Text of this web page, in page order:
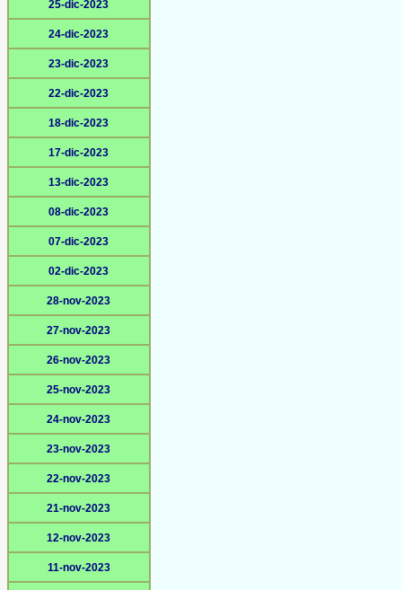
25-dic-2023
24-dic-2023
23-dic-2023
22-dic-2023
18-dic-2023
17-dic-2023
13-dic-2023
08-dic-2023
07-dic-2023
02-dic-2023
28-nov-2023
27-nov-2023
26-nov-2023
25-nov-2023
24-nov-2023
23-nov-2023
22-nov-2023
21-nov-2023
12-nov-2023
11-nov-2023